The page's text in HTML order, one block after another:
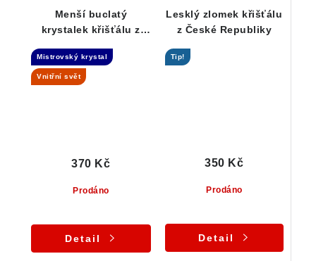
Menší buclatý
krystalek křišťálu z
Mistrovský krystal
Vnitřní svět
Prodáno
370 Kč
Detail
Lesklý zlomek křišťálu
z České Republiky
Tip!
Prodáno
350 Kč
Detail